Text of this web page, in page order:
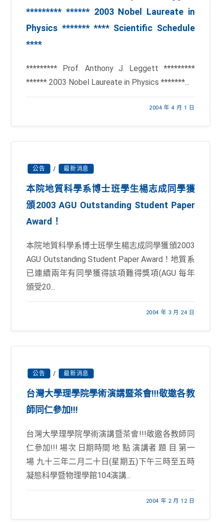
********* ****** 2003 Nobel Laureate in
Physics ******* **** Scientific Schedule
****
********* Prof. Anthony J. Leggett *********
****** 2003 Nobel Laureate in Physics *******...
2004 年 4 月 1 日
公告 / 最新消息
本院地質科學系博士班學生楊志成同學獲
頒2003 AGU Outstanding Student Paper
Award！
本院地質科學系博士班學生楊志成同學獲頒2003
AGU Outstanding Student Paper Award！地質系
已連續兩年有同學獲得該項難得獎項(AGU 每年
頒受20...
2004 年 3 月 24 日
公告 / 最新消息
台灣大學理學院學術演講暨茶會!!!敬邀各教
師同仁參加!!!
台灣大學理學院學術演講暨茶會!!!敬邀各教師同
仁參加!!! 場次 日期時間 地 點 演講者 題 目 第一
場 九十三年二月二十日(星期五)下午三時至五時
凝態科學暨物理學館104演講...
2004 年 2 月 12 日